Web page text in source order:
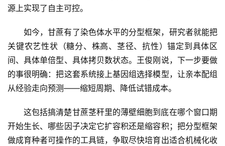
源上实现了自主可控。
如今，甘蔗有了染色体水平的分型框架，研究者就能把
关键农艺性状（糖分、株高、茎径、抗性）锚定到具体区
间、具体单倍型、具体拷贝数状态。王俊刚说，下一步要做
的事很明确：把这套系统接上基因组选择模型，让亲本配组
从经验走向预测——缩短周期、降低试错成本。
这包括搞清楚甘蔗茎秆里的薄壁细胞到底在哪个窗口期
开始生长、哪些因子决定它扩容积还是缩容积；把分型框架
做成育种者可操作的工具链，争取尽快培育出适合机械化收